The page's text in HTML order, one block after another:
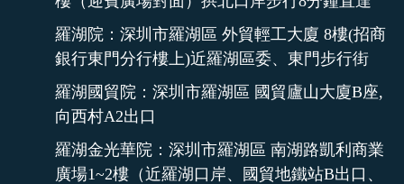
羅湖院：深圳市羅湖區 外貿輕工大廈 8樓(招商
銀行東門分行樓上)近羅湖區委、東門步行街
羅湖國貿院：深圳市羅湖區 國貿廬山大廈B座,
向西村A2出口
羅湖金光華院：深圳市羅湖區 南湖路凱利商業
廣場1~2樓（近羅湖口岸、國貿地鐵站B出口、